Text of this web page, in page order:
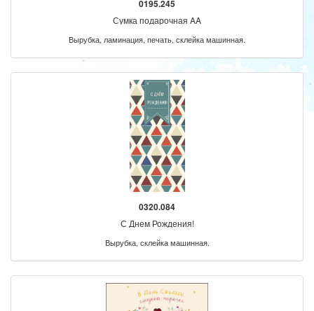
0195.245
Сумка подарочная AA
Вырубка, ламинация, печать, склейка машинная.
0320.084
С Днем Рождения!
Вырубка, склейка машинная.